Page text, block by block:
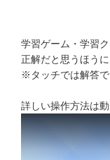
お問い合わせ
他の講座のよくあ
こどもちゃれ
学習ゲーム・学習
正解だと思うほう
※タッチでは解答で
詳しい操作方法は